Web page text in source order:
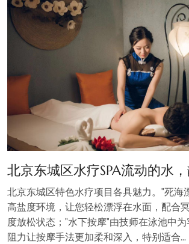
北京东城区水疗SPA流动的水
北京东城区特色水疗项目各具魅力。"死海
高盐度环境，让您轻松漂浮在水面，配合
度放松状态；"水下按摩"由技师在泳池中
阻力让按摩手法更加柔和深入，特别适合…